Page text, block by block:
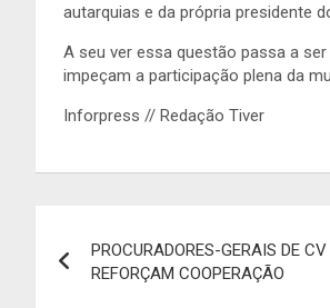
autarquias e da própria presidente
A seu ver essa questão passa a
impeçam a participação plena da
Inforpress // Redação Tiver
de
PROCURADORES-GERAIS DE
REFORÇAM COOPERAÇÃO